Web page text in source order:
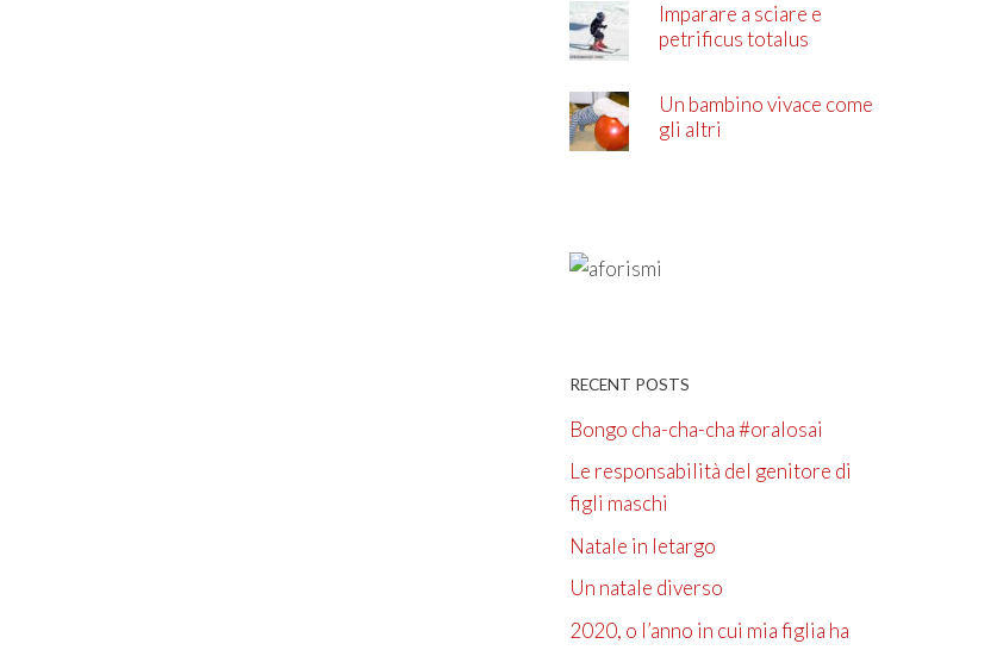
Imparare a sciare e
petrificus totalus
Un bambino vivace come
gli altri
RECENT POSTS
Bongo cha-cha-cha #oralosai
Le responsabilità del genitore di
figli maschi
Natale in letargo
Un natale diverso
2020, o l’anno in cui mia figlia ha